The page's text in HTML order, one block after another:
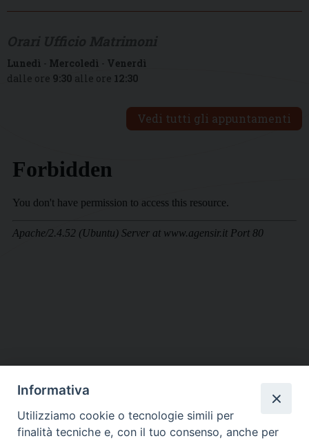
Lunedì - Mercoledì - Venerdì
dalle ore 9:30 alle ore 12:30
Vedi tutti gli appuntamenti
DIOCESI SUBURBICARIA DI ALBANO
Contatti:Tel.: 06.93268401 - Fax.: 06.9323844
Informativa
Utilizziamo cookie o tecnologie simili per
finalità tecniche e, con il tuo consenso, anche per